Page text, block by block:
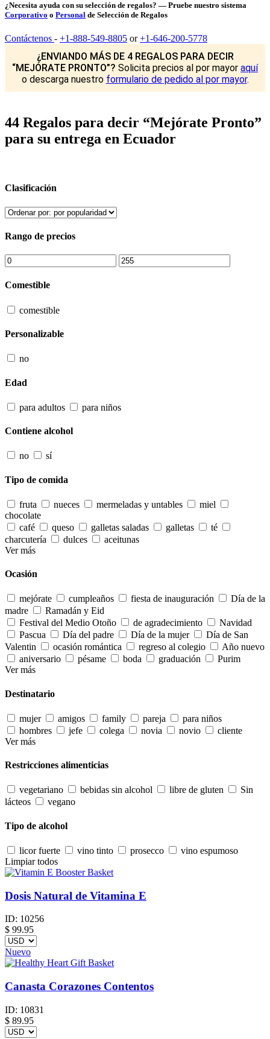
¿Necesita ayuda con su selección de regalos? — Pruebe nuestro sistema
Corporativo o Personal de Selección de Regalos
Contáctenos - +1-888-549-8805 or+1-646-200-5778
¿ENVIANDO MÁS DE 4 REGALOS PARA DECIR
“MEJÓRATE PRONTO”? Solicita precios al por mayor aquí
o descarga nuestro formulario de pedido al por mayor.
44 Regalos para decir “Mejórate Pronto”
para su entrega en Ecuador
Clasificación
Rango de precios
Comestible
comestible
Personalizable
no
Edad
para adultos para niños
Contiene alcohol
no sí
Tipo de comida
fruta nueces mermeladas y untables
miel
chocolate
café
queso galletas saladas galletas
té
charcutería
dulces
aceitunas
Ver más
Ocasión
mejórate cumpleaños fiesta de inauguración
Día de la
madre
Ramadán y Eid
Festival del Medio Otoño
de agradecimiento
Navidad
Pascua
Día del padre Día de la mujer
Día de San
Valentin
ocasión romántica regreso al colegio
Año nuevo
aniversario
pésame boda graduación
Purim
Ver más
Destinatario
mujer amigos family pareja
para niños
hombres
jefe colega novia novio
cliente
Ver más
Restricciones alimenticias
vegetariano bebidas sin alcohol libre de gluten
Sin
lácteos
vegano
Tipo de alcohol
licor fuerte vino tinto prosecco
vino espumoso
Limpiar todos
Dosis Natural de Vitamina E
ID: 10256
$ 99.95
Nuevo
Canasta Corazones Contentos
ID: 10831
$ 89.95